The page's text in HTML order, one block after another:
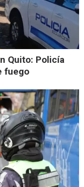
Quito: Policía
fuego